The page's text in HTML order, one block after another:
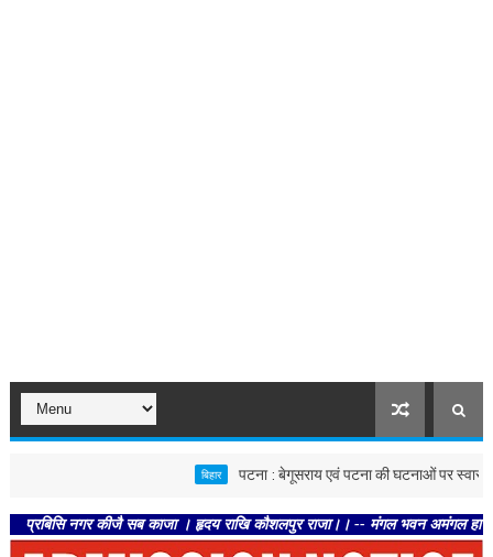
पटना : बेगूसराय एवं पटना की घटनाओं पर स्वास्थ्य विभाग
नगर कीजै सब काजा । हृदय राखि कौशलपुर राजा।। -- मंगल भवन अमंगल हारी। द्रवहु